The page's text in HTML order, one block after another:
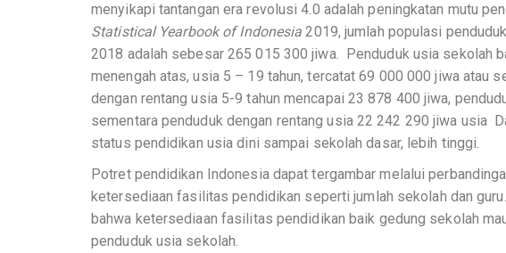
menyikapi tantangan era revolusi 4.0 adalah peningkatan mutu
Statistical Yearbook of Indonesia 2019, jumlah populasi
2018 adalah sebesar 265 015 300 jiwa. Penduduk usia sekolah
menengah atas, usia 5 – 19 tahun, tercatat 69 000 000 jiwa atau
dengan rentang usia 5-9 tahun mencapai 23 878 400 jiwa,
sementara penduduk dengan rentang usia 22 242 290 jiwa usia
status pendidikan usia dini sampai sekolah dasar, lebih tinggi.
Potret pendidikan Indonesia dapat tergambar melalui
ketersediaan fasilitas pendidikan seperti jumlah sekolah dan guru.
bahwa ketersediaan fasilitas pendidikan baik gedung sekolah
penduduk usia sekolah.